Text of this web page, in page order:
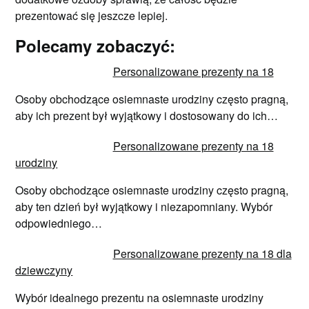
prezentować się jeszcze lepiej.
Polecamy zobaczyć:
Personalizowane prezenty na 18
Osoby obchodzące osiemnaste urodziny często pragną,
aby ich prezent był wyjątkowy i dostosowany do ich…
Personalizowane prezenty na 18
urodziny
Osoby obchodzące osiemnaste urodziny często pragną,
aby ten dzień był wyjątkowy i niezapomniany. Wybór
odpowiedniego…
Personalizowane prezenty na 18 dla
dziewczyny
Wybór idealnego prezentu na osiemnaste urodziny